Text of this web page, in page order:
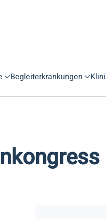
Begleiterkrankungen